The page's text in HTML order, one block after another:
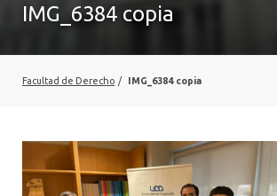
VINCULACIÓN CON EL MEDIO
INTERNACIONAL
IMG_6384 copia
Facultad de Derecho / IMG_6384 copia